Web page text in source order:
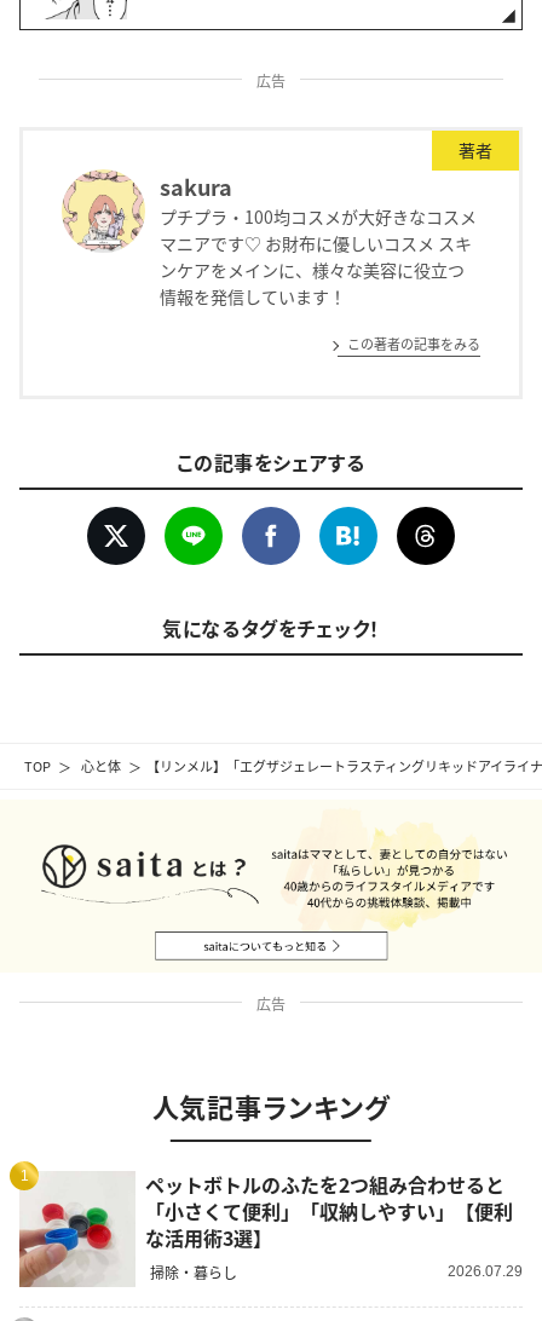
TOP 心と体 【リンメル】「エグザジェレートラスティングリキッドアイラ
広告
著者
sakura
プチプラ・100均コスメが大好きなコスメ
マニアです♡ お財布に優しいコスメ スキ
ンケアをメインに、様々な美容に役立つ
情報を発信しています！
この著者の記事をみる
この記事をシェアする
気になるタグをチェック！
広告
人気記事ランキング
1
ペットボトルのふたを2つ組み合わせると
「小さくて便利」「収納しやすい」【便利
な活用術3選】
掃除・暮らし 2026.07.29